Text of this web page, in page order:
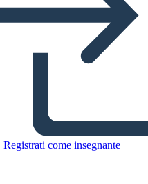
Registrati come insegnante